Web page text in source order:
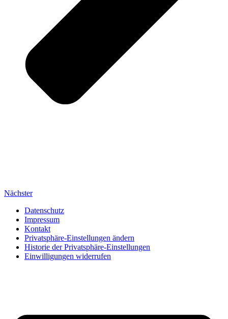
Nächster
Datenschutz
Impressum
Kontakt
Privatsphäre-Einstellungen ändern
Historie der Privatsphäre-Einstellungen
Einwilligungen widerrufen